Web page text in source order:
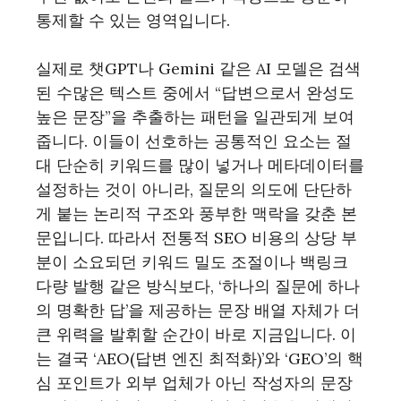
통제할 수 있는 영역입니다.
실제로 챗GPT나 Gemini 같은 AI 모델은 검색
된 수많은 텍스트 중에서 “답변으로서 완성도
높은 문장”을 추출하는 패턴을 일관되게 보여
줍니다. 이들이 선호하는 공통적인 요소는 절
대 단순히 키워드를 많이 넣거나 메타데이터를
설정하는 것이 아니라, 질문의 의도에 단단하
게 붙는 논리적 구조와 풍부한 맥락을 갖춘 본
문입니다. 따라서 전통적 SEO 비용의 상당 부
분이 소요되던 키워드 밀도 조절이나 백링크
다량 발행 같은 방식보다, ‘하나의 질문에 하나
의 명확한 답’을 제공하는 문장 배열 자체가 더
큰 위력을 발휘할 순간이 바로 지금입니다. 이
는 결국 ‘AEO(답변 엔진 최적화)’와 ‘GEO’의 핵
심 포인트가 외부 업체가 아닌 작성자의 문장